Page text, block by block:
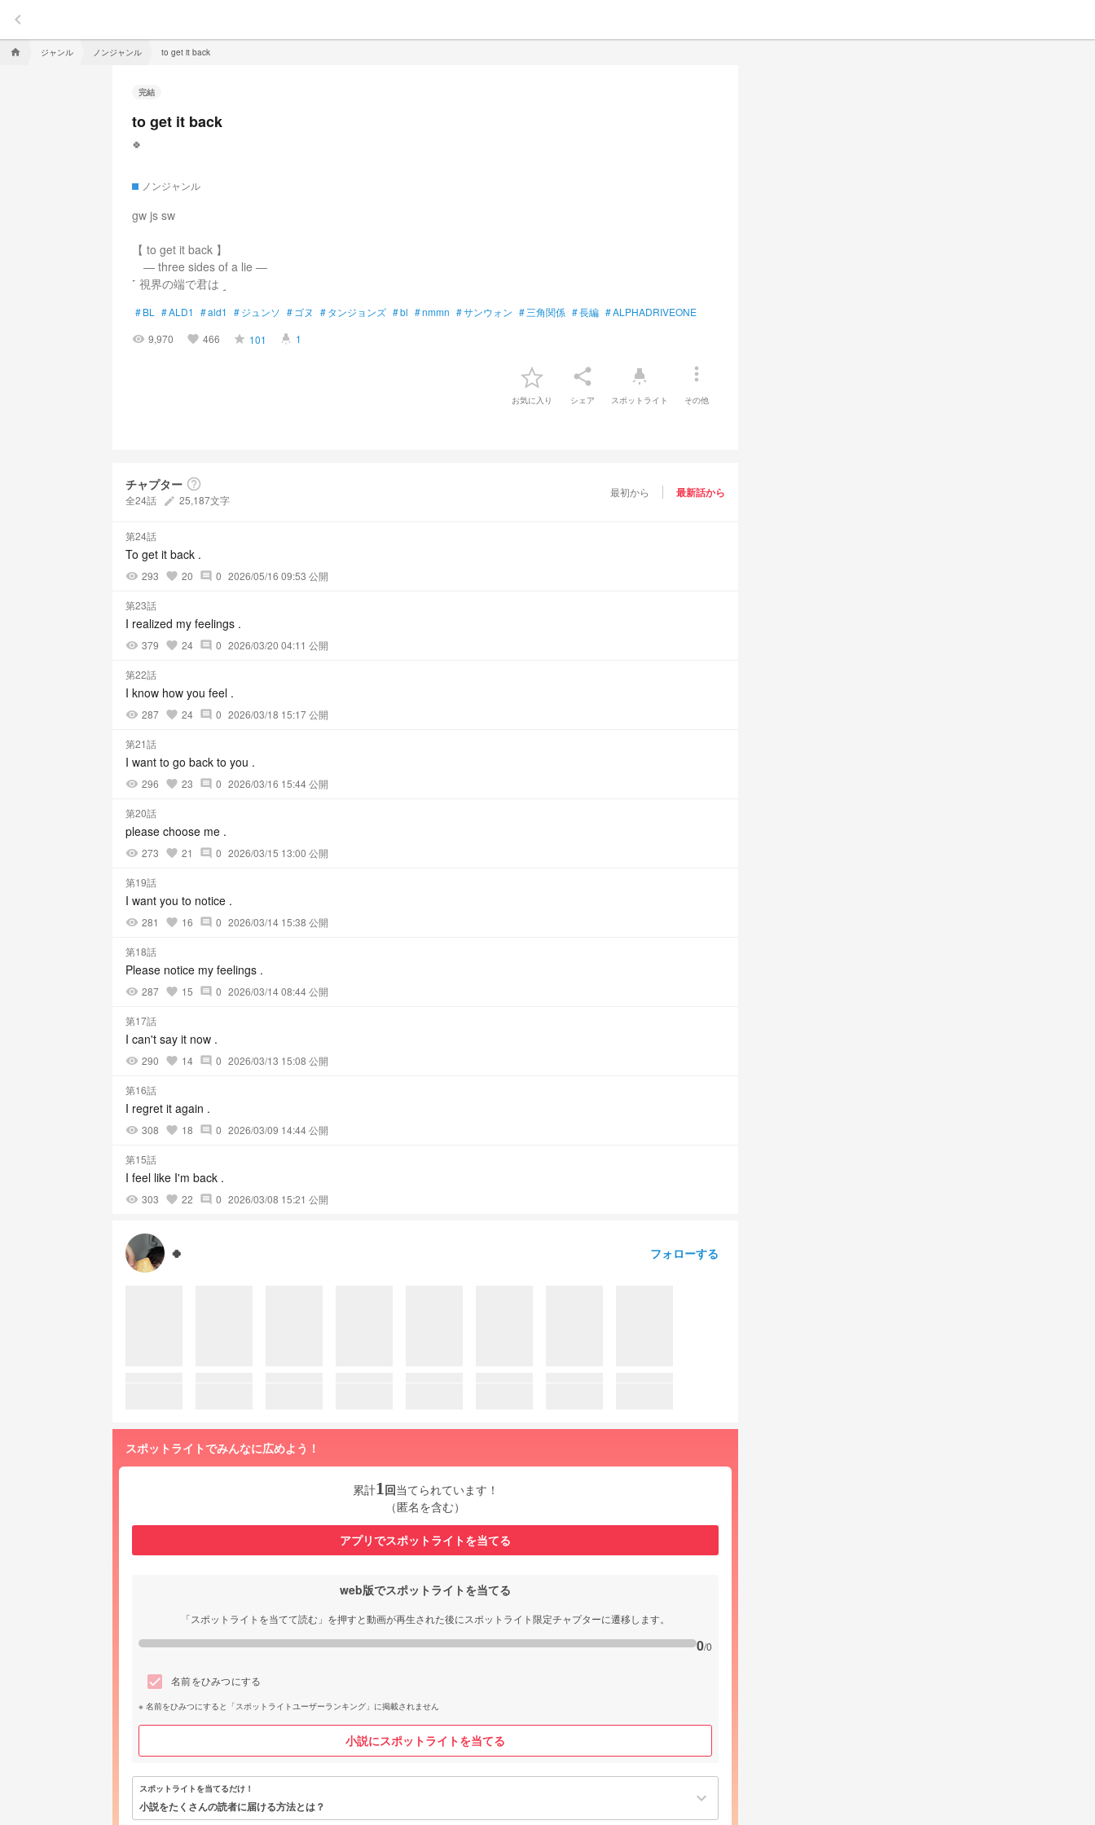
keyboard_arrow_left
home ジャンル ノンジャンル to get it back
完結
to get it back
🍀
ノンジャンル
gw js sw
【 to get it back 】
― three sides of a lie ―
˹ 視界の端で君は ˼
#BL #ALD1 #ald1 #ジュンソ #ゴヌ #タンジョンズ #bl #nmmn #サンウォン #三角関係 #長編 #ALPHADRIVEONE
visibility 9,970 favorite 466 grade 101 highlight 1
お気に入り
share
シェア
highlight
スポットライト
more_vert
その他
チャプター help_outline
全24話 create 25,187文字
最初から 最新話から
第24話
To get it back .
visibility 293 favorite 20 comment 0 2026/05/16 09:53 公開
第23話
I realized my feelings .
visibility 379 favorite 24 comment 0 2026/03/20 04:11 公開
第22話
I know how you feel .
visibility 287 favorite 24 comment 0 2026/03/18 15:17 公開
第21話
I want to go back to you .
visibility 296 favorite 23 comment 0 2026/03/16 15:44 公開
第20話
please choose me .
visibility 273 favorite 21 comment 0 2026/03/15 13:00 公開
第19話
I want you to notice .
visibility 281 favorite 16 comment 0 2026/03/14 15:38 公開
第18話
Please notice my feelings .
visibility 287 favorite 15 comment 0 2026/03/14 08:44 公開
第17話
I can't say it now .
visibility 290 favorite 14 comment 0 2026/03/13 15:08 公開
第16話
I regret it again .
visibility 308 favorite 18 comment 0 2026/03/09 14:44 公開
第15話
I feel like I'm back .
visibility 303 favorite 22 comment 0 2026/03/08 15:21 公開
🍀 フォローする
スポットライトでみんなに広めよう！
累計1回当てられています！
（匿名を含む）
アプリでスポットライトを当てる
web版でスポットライトを当てる
「スポットライトを当てて読む」を押すと動画が再生された後にスポットライト限定チャプターに遷移します。
0/0
名前をひみつにする
名前をひみつにすると「スポットライトユーザーランキング」に掲載されません
小説にスポットライトを当てる
スポットライトを当てるだけ！
小説をたくさんの読者に届ける方法とは？ keyboard_arrow_down